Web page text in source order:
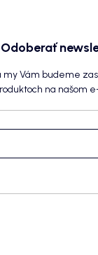
Odoberať
my Vám budeme
na našom